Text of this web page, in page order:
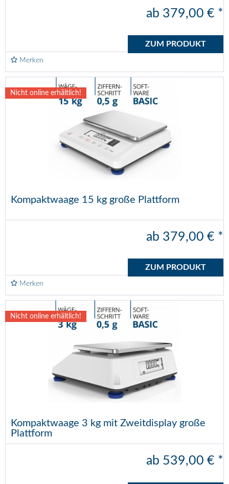
ab 379,00 € *
ZUM PRODUKT
Merken
Nicht online erhältlich!
Kompaktwaage 15 kg große Plattform
ab 379,00 € *
ZUM PRODUKT
Merken
Nicht online erhältlich!
Kompaktwaage 3 kg mit Zweitdisplay große
Plattform
ab 539,00 € *